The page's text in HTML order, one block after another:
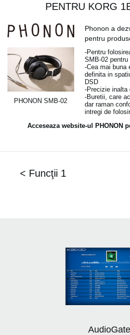
PENTRU KORG
PHONON SMB-02
Phonon a
pentru
-Pentru
SMB-02
-Cea mai buna
definita in
DSD
-Precizie inalta
-Buretii, care
dar raman
intregi de
Acceseaza website-ul PHONON
< Funcţii 1